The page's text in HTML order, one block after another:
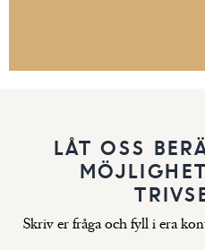
LÅT OSS
Skriv er fråga och fyll i era